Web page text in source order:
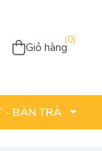
Giỏ hàng
(0)
- BÀN TRÀ